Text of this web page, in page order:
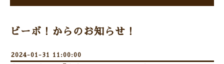
ビーボ！からのお知らせ！
2024-01-31 11:00:00